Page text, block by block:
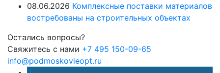
08.06.2026 Комплексные поставки материалов
востребованы на строительных объектах
Остались вопросы?
Свяжитесь с нами +7 495 150-09-65
info@podmoskovieopt.ru